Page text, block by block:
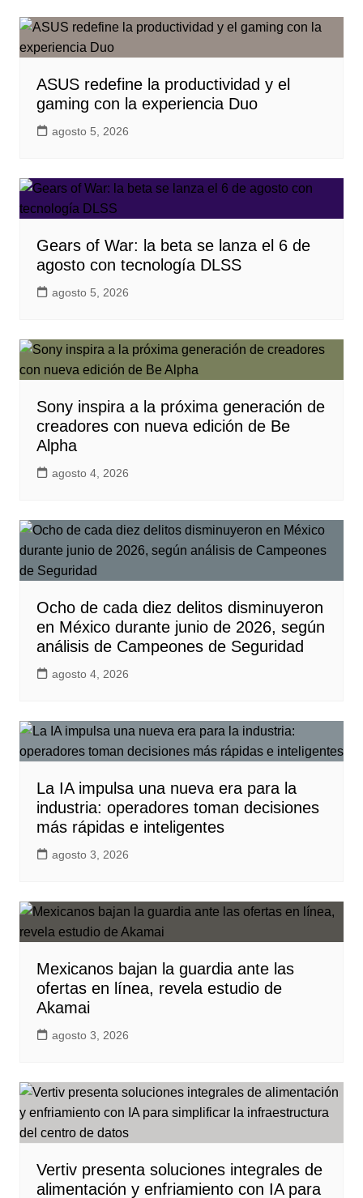
ASUS redefine la productividad y el
gaming con la experiencia Duo
agosto 5, 2026
Gears of War: la beta se lanza el 6 de
agosto con tecnología DLSS
agosto 5, 2026
Sony inspira a la próxima generación de
creadores con nueva edición de Be
Alpha
agosto 4, 2026
Ocho de cada diez delitos disminuyeron
en México durante junio de 2026, según
análisis de Campeones de Seguridad
agosto 4, 2026
La IA impulsa una nueva era para la
industria: operadores toman decisiones
más rápidas e inteligentes
agosto 3, 2026
Mexicanos bajan la guardia ante las
ofertas en línea, revela estudio de
Akamai
agosto 3, 2026
Vertiv presenta soluciones integrales de
alimentación y enfriamiento con IA para